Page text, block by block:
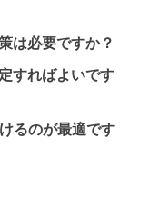
は必要ですか？
すればよいです
るのが最適です